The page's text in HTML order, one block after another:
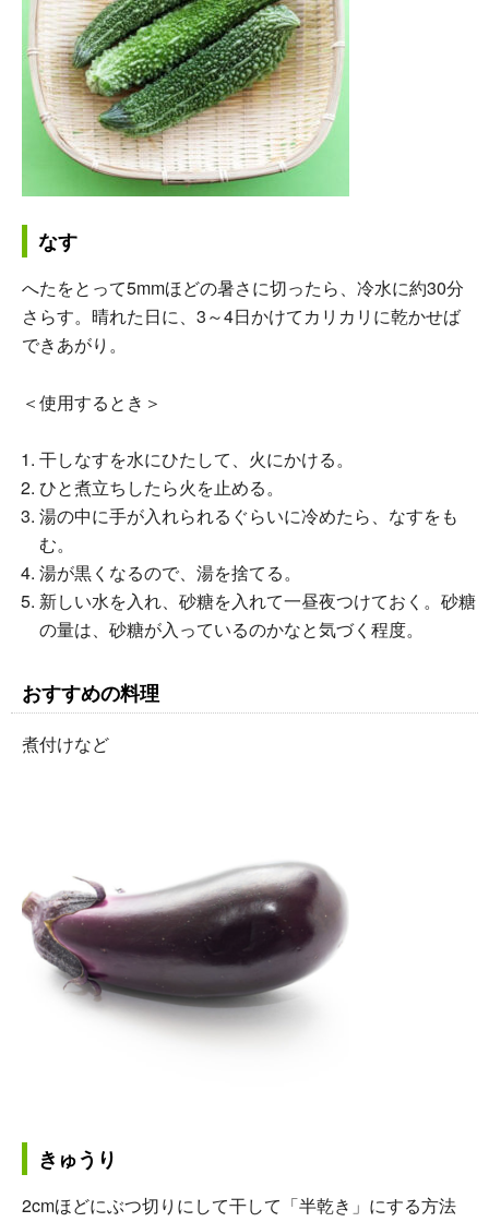
なす
へたをとって5mmほどの暑さに切ったら、冷水に約30分
さらす。晴れた日に、3～4日かけてカリカリに乾かせば
できあがり。
＜使用するとき＞
干しなすを水にひたして、火にかける。
ひと煮立ちしたら火を止める。
湯の中に手が入れられるぐらいに冷めたら、なすをも
む。
湯が黒くなるので、湯を捨てる。
新しい水を入れ、砂糖を入れて一昼夜つけておく。砂糖
の量は、砂糖が入っているのかなと気づく程度。
おすすめの料理
煮付けなど
きゅうり
2cmほどにぶつ切りにして干して「半乾き」にする方法